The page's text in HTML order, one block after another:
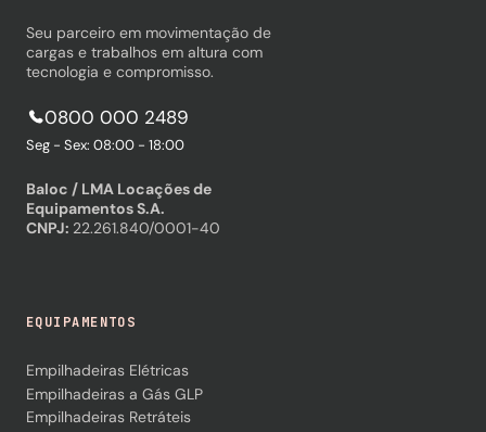
Seu parceiro em movimentação de
cargas e trabalhos em altura com
tecnologia e compromisso.
0800 000 2489
Seg - Sex: 08:00 - 18:00
Baloc / LMA Locações de
Equipamentos S.A.
CNPJ: 22.261.840/0001-40
EQUIPAMENTOS
Empilhadeiras Elétricas
Empilhadeiras a Gás GLP
Empilhadeiras Retráteis